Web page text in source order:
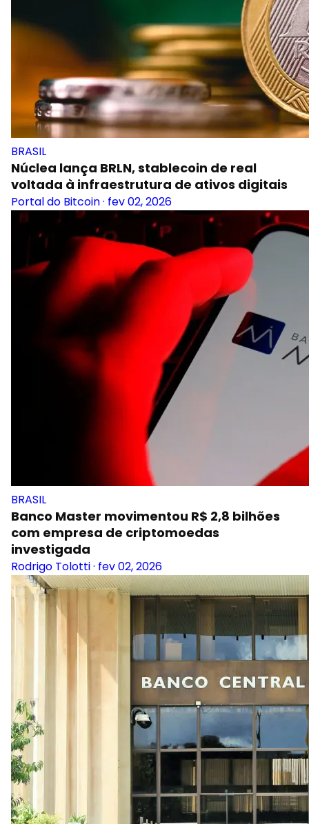
BRASIL
Núclea lança BRLN, stablecoin de real
voltada à infraestrutura de ativos digitais
Portal do Bitcoin· fev 02, 2026
BRASIL
Banco Master movimentou R$ 2,8 bilhões
com empresa de criptomoedas
investigada
Rodrigo Tolotti· fev 02, 2026